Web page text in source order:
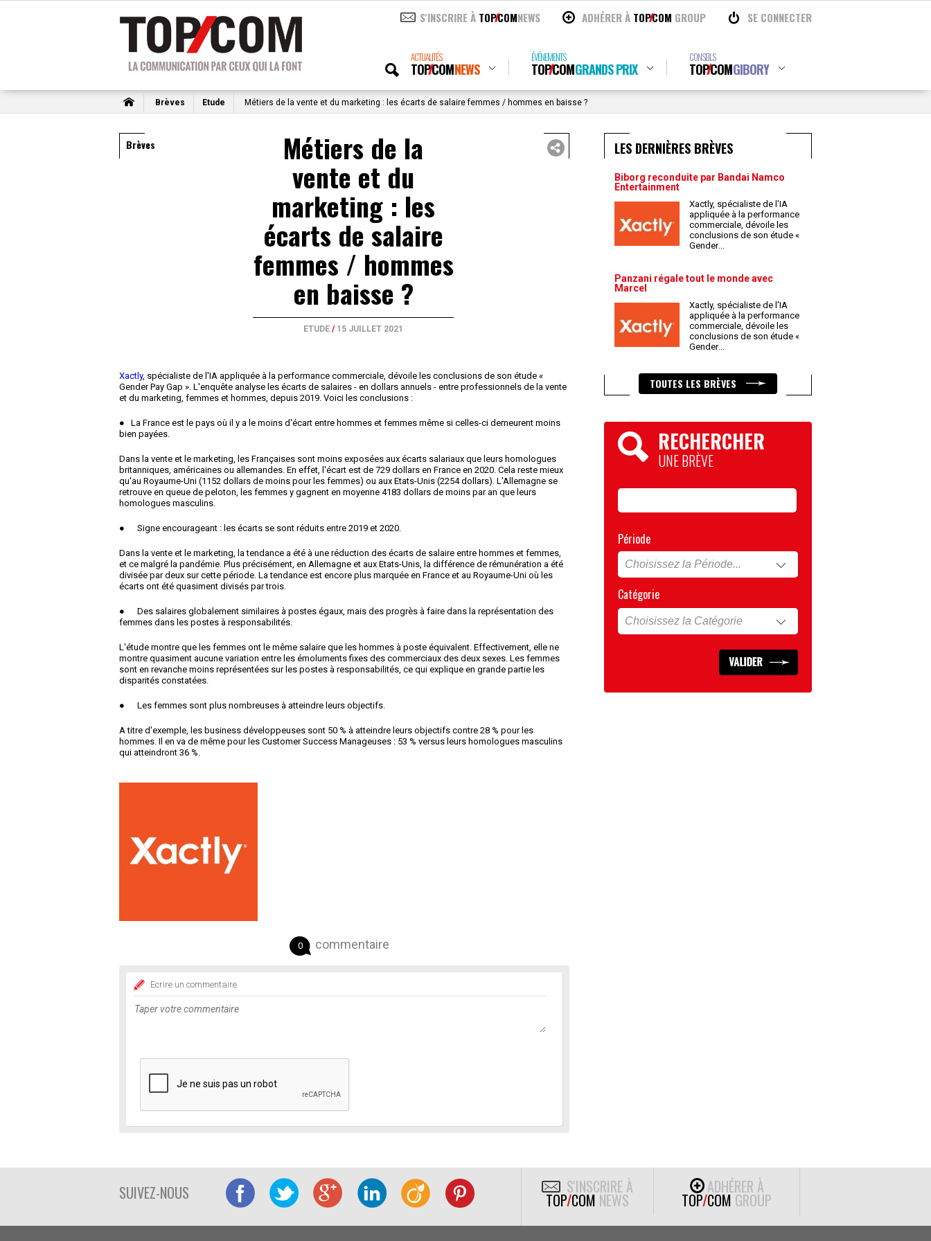
S'INSCRIRE À TOPCOMNEWS ADHÉRER À TOPCOM GROUP SE CONNECTER
ACTUALITÉS
TOPCOMNEWS
ÉVÉNEMENTS
TOPCOMGRANDS PRIX
CONSEILS
TOPCOMGIBORY
Brèves Etude Métiers de la vente et du marketing : les écarts de salaire femmes / hommes en baisse ?
Brèves Métiers de la
vente et du
marketing : les
écarts de salaire
femmes / hommes
en baisse ?
ETUDE / 15 JUILLET 2021
Xactly, spécialiste de l'IA appliquée à la performance commerciale, dévoile les conclusions de son étude «
Gender Pay Gap ». L'enquête analyse les écarts de salaires - en dollars annuels - entre professionnels de la vente
et du marketing, femmes et hommes, depuis 2019. Voici les conclusions :
● La France est le pays où il y a le moins d'écart entre hommes et femmes même si celles-ci demeurent moins
bien payées.
Dans la vente et le marketing, les Françaises sont moins exposées aux écarts salariaux que leurs homologues
britanniques, américaines ou allemandes. En effet, l'écart est de 729 dollars en France en 2020. Cela reste mieux
qu'au Royaume-Uni (1152 dollars de moins pour les femmes) ou aux Etats-Unis (2254 dollars). L'Allemagne se
retrouve en queue de peloton, les femmes y gagnent en moyenne 4183 dollars de moins par an que leurs
homologues masculins.
● Signe encourageant : les écarts se sont réduits entre 2019 et 2020.
Dans la vente et le marketing, la tendance a été à une réduction des écarts de salaire entre hommes et femmes,
et ce malgré la pandémie. Plus précisément, en Allemagne et aux Etats-Unis, la différence de rémunération a été
divisée par deux sur cette période. La tendance est encore plus marquée en France et au Royaume-Uni où les
écarts ont été quasiment divisés par trois.
● Des salaires globalement similaires à postes égaux, mais des progrès à faire dans la représentation des
femmes dans les postes à responsabilités.
L'étude montre que les femmes ont le même salaire que les hommes à poste équivalent. Effectivement, elle ne
montre quasiment aucune variation entre les émoluments fixes des commerciaux des deux sexes. Les femmes
sont en revanche moins représentées sur les postes à responsabilités, ce qui explique en grande partie les
disparités constatées.
● Les femmes sont plus nombreuses à atteindre leurs objectifs.
A titre d'exemple, les business développeuses sont 50 % à atteindre leurs objectifs contre 28 % pour les
hommes. Il en va de même pour les Customer Success Manageuses : 53 % versus leurs homologues masculins
qui atteindront 36 %.
0 commentaire
Ecrire un commentaire
LES DERNIÈRES BRÈVES
Biborg reconduite par Bandai Namco
Entertainment
Xactly, spécialiste de l'IA
appliquée à la performance
commerciale, dévoile les
conclusions de son étude «
Gender...
Panzani régale tout le monde avec
Marcel
Xactly, spécialiste de l'IA
appliquée à la performance
commerciale, dévoile les
conclusions de son étude «
Gender...
TOUTES LES BRÈVES
RECHERCHER
UNE BRÈVE
Période
Catégorie
SUIVEZ-NOUS S'INSCRIRE À
TOP/COM NEWS
ADHÉRER À
TOP/COM GROUP